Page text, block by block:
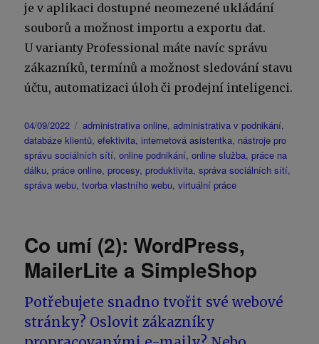
je v aplikaci dostupné neomezené ukládání
souborů a možnost importu a exportu dat.
U varianty Professional máte navíc správu
zákazníků, termínů a možnost sledování stavu
účtu, automatizaci úloh či prodejní inteligenci.
Publikováno:
04/09/2022 Štítky:
administrativa online,administrativa v podnikání,
databáze klientů,efektivita,internetová asistentka, nástroje pro
správu sociálních sítí,online podnikání,online služba,práce na
dálku,práce online,procesy,produktivita,správa sociálních sítí,
správa webu,tvorba vlastního webu,virtuální práce
Co umí (2): WordPress,
MailerLite a SimpleShop
Potřebujete snadno tvořit své webové
stránky? Oslovit zákazníky